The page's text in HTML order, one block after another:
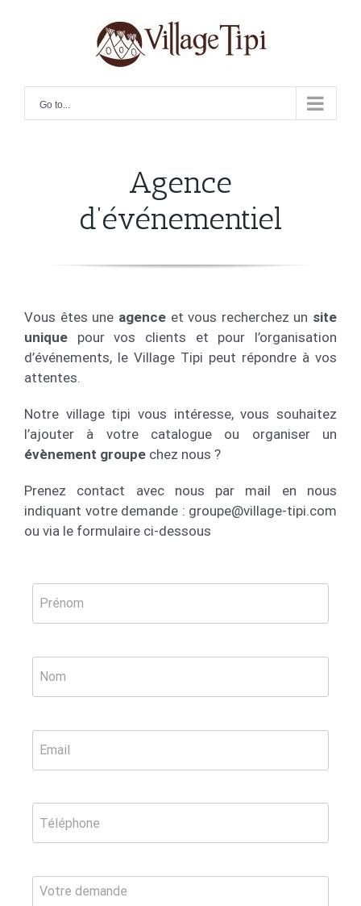
Go to...
Agence
d’événementiel
Vous êtes une agenceet vous recherchez un site
unique pour vos clients et pour l’organisation
d’événements, le Village Tipi peut répondre à vos
attentes.
Notre village tipi vous intéresse, vous souhaitez
l’ajouter à votre catalogue ou organiser un
évènement groupe chez nous ?
Prenez contact avec nous par mail en nous
indiquant votre demande : groupe@village-tipi.com
ou via le formulaire ci-dessous